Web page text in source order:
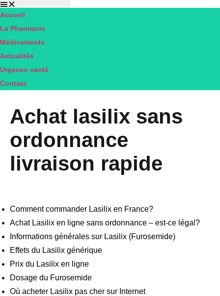
Accueil
La Pharmacie
Médicaments
Actualités
Urgence santé
Contact
Achat lasilix sans
ordonnance
livraison rapide
Comment commander Lasilix en France?
Achat Lasilix en ligne sans ordonnance – est-ce légal?
Informations générales sur Lasilix (Furosemide)
Effets du Lasilix générique
Prix du Lasilix en ligne
Dosage du Furosemide
Où acheter Lasilix pas cher sur Internet